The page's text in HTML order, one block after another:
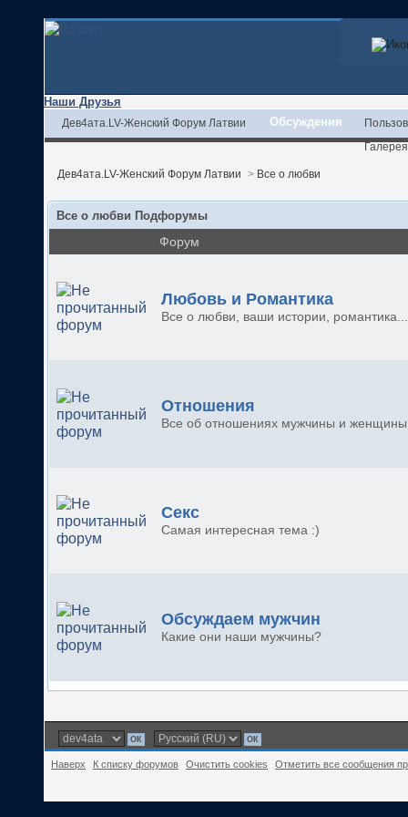
Наши Друзья
Дев4ата.LV-Женский Форум Латвии Обсуждения
Галерея
Дев4ата.LV-Женский Форум Латвии > Все о любви
Все о любви Подфорумы
Форум
Любовь и Романтика
Все о любви, ваши истории, романтика...
Отношения
Все об отношениях мужчины и
Секс
Самая интересная тема :)
Обсуждаем мужчин
Какие они наши мужчины?
Наверх К списку форумов Очистить cookies Отметить все сообщения